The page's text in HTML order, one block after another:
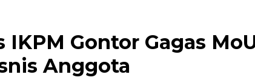
Gontor Gagas
Anggota